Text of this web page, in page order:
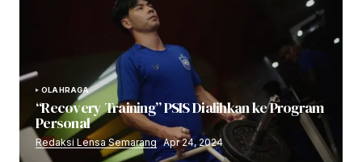
OLAHRAGA
“Recovery Training” PSIS Dialihkan ke Program
Personal
Redaksi Lensa Semarang Apr 24, 2024